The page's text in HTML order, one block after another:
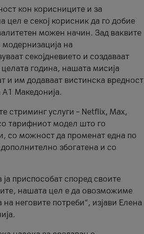
кон корисниците и за
цел е секој корисник да го добие
можен начин. Зад ваквите
на
секојдневието и создаваат
година, нашата мисија
и им додаваат вистинска вредност
Македонија.
стриминг услуги – Netflix, Max,
тарифниот модел што го
со можност да променат една по
збогатена и со
приспособат според своите
нашата цел е да овозможиме
неговите потреби“, изјави Елена